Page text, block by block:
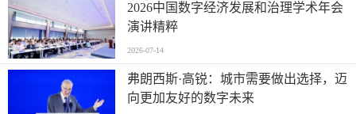
2026中国数字经济发展和治理学术年会
演讲精粹
2026-07-14
弗朗西斯·高锐：城市需要做出选择，迈
向更加友好的数字未来